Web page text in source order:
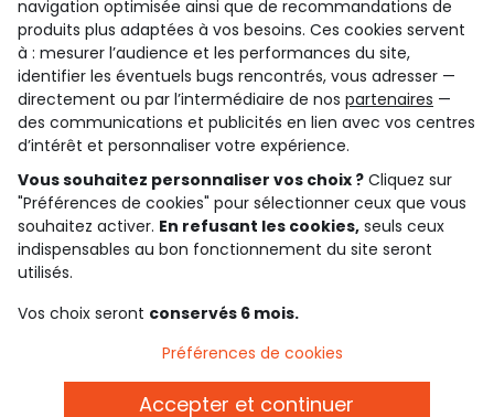
qui sommes-nous ?
besoin d'aide ?
le club fidélité
notre catalogue
Conditions générales de ventes et d'utilisation
Conditions d’utilisation des réseaux sociaux
Politique de confidentialité
Cookies et données personnelles
Paramètres des cookies
navigation optimisée ainsi que de recommandations de
produits plus adaptées à vos besoins. Ces cookies servent
à : mesurer l’audience et les performances du site,
identifier les éventuels bugs rencontrés, vous adresser —
directement ou par l’intermédiaire de nos partenaires —
des communications et publicités en lien avec vos centres
d’intérêt et personnaliser votre expérience.
Vous souhaitez personnaliser vos choix ? Cliquez sur
"Préférences de cookies" pour sélectionner ceux que vous
souhaitez activer. En refusant les cookies, seuls ceux
indispensables au bon fonctionnement du site seront
utilisés.
Vos choix seront conservés 6 mois.
Préférences de cookies
Accepter et continuer